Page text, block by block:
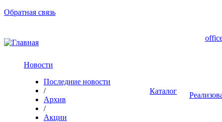
Обратная связь
Новости
Последние новости
/
Архив
/
Акции
Каталог